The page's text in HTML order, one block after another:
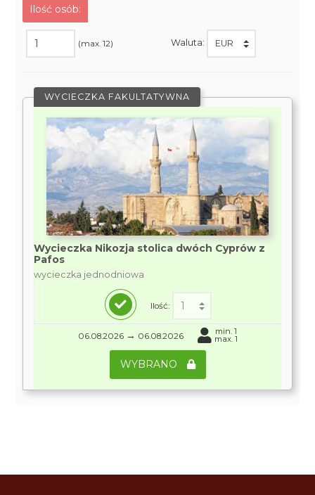
Ilość osób:
(max. 12) Waluta:
WYCIECZKA FAKULTATYWNA
Wycieczka Nikozja stolica dwóch Cyprów z
Pafos
wycieczka jednodniowa
Ilość:
06.08.2026 → 06.08.2026 min. 1
max. 1
WYBRANO